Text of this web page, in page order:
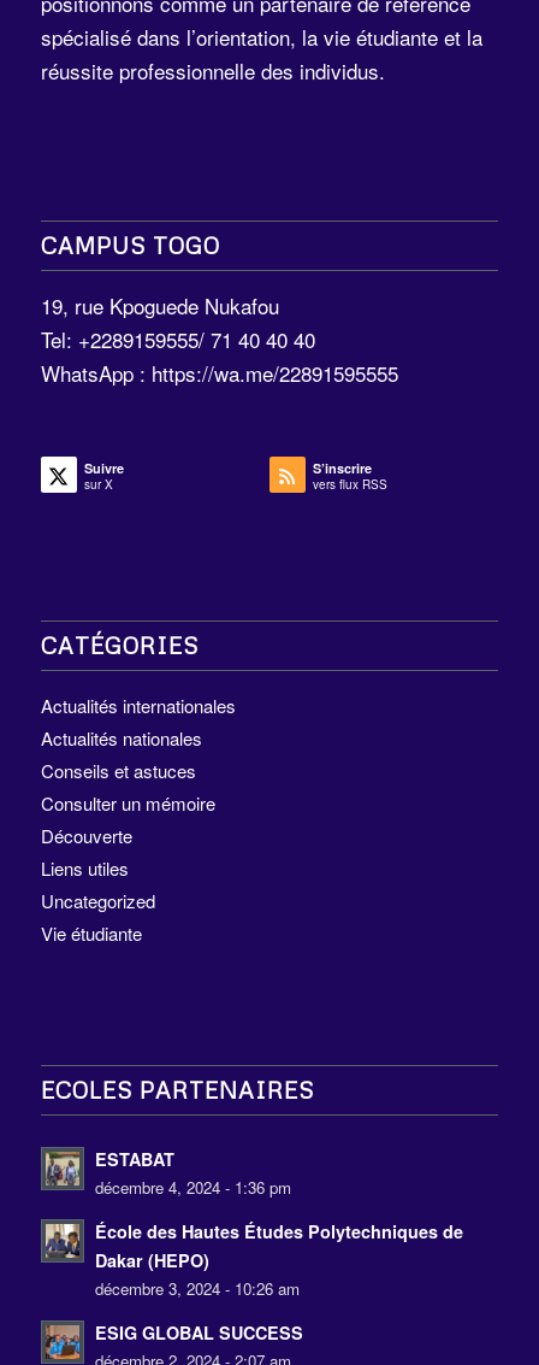
spécialisé dans l’orientation, la vie étudiante et la
réussite professionnelle des individus.
CAMPUS TOGO
19, rue Kpoguede Nukafou
Tel: +2289159555/ 71 40 40 40
WhatsApp : https://wa.me/22891595555
Suivre
sur X
S’inscrire
vers flux RSS
CATÉGORIES
Actualités internationales
Actualités nationales
Conseils et astuces
Consulter un mémoire
Découverte
Liens utiles
Uncategorized
Vie étudiante
ECOLES PARTENAIRES
ESTABAT
décembre 4, 2024 - 1:36 pm
École des Hautes Études Polytechniques de
Dakar (HEPO)
décembre 3, 2024 - 10:26 am
ESIG GLOBAL SUCCESS
décembre 2, 2024 - 2:07 am